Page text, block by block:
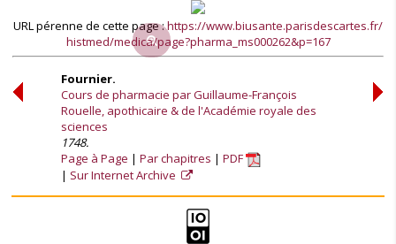
URL pérenne de cette page :https://www.biusante.parisdescartes.fr/
histmed/medica/page?pharma_ms000262&p=167
Fournier.
Cours de pharmacie par Guillaume-François
Rouelle, apothicaire & de l'Académie royale des
sciences
1748.
Page à Page
Par chapitres
PDF
Sur Internet Archive